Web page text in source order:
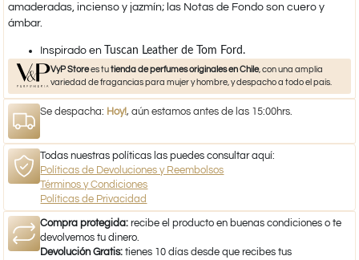
amaderadas, incienso y jazmín; las Notas de Fondo son cuero y
ámbar.
​Inspirado en Tuscan Leather de Tom Ford.
VyP Storees tutienda de perfumes originales en Chile, con una amplia
variedad de fragancias para mujer y hombre, y despacho a todo el país.
Se despacha: Hoy!, aún estamos antes de las 15:00hrs.
Todas nuestras políticas las puedes consultar aquí:
Políticas de Devoluciones y Reembolsos
Términos y Condiciones
Políticas de Privacidad
Compra protegida: recibe el producto en buenas condiciones o te
devolvemos tu dinero.
Devolución Gratis: tienes 10 días desde que recibes tus